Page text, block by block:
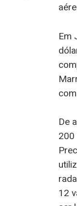
Em
De
200
12